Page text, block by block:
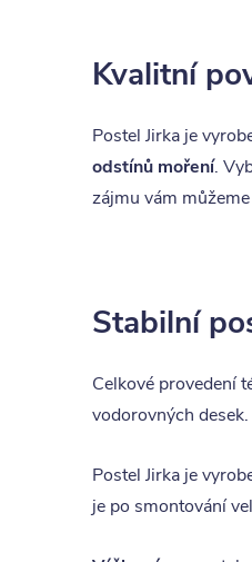
Kvalitní
Postel Jirka je
odstínů moření.
zájmu vám
Stabilní
Celkové provedení
vodorovných
Postel Jirka je
je po smontování